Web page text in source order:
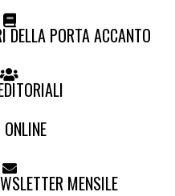
DELLA PORTA ACCANTO
MENSILE